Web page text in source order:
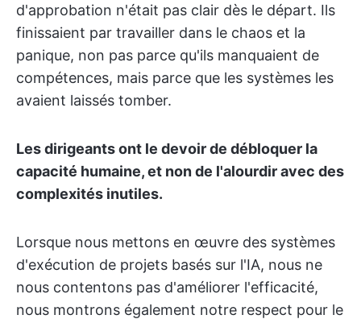
d'approbation n'était pas clair dès le départ. Ils
finissaient par travailler dans le chaos et la
panique, non pas parce qu'ils manquaient de
compétences, mais parce que les systèmes les
avaient laissés tomber.
Les dirigeants ont le devoir de débloquer la
capacité humaine, et non de l'alourdir avec des
complexités inutiles.
Lorsque nous mettons en œuvre des systèmes
d'exécution de projets basés sur l'IA, nous ne
nous contentons pas d'améliorer l'efficacité,
nous montrons également notre respect pour le